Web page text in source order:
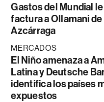
Gastos del Mundial
factura a Ollamani
Azcárraga
MERCADOS
El Niño amenaza a
Latina y Deutsche
identifica los países
expuestos